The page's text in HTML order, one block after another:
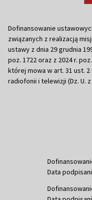
Dofinansowanie
związanych z realizacją
ustawy z dnia 29 grudnia
poz. 1722 oraz z 2024 r.
której mowa w art. 31 ust. 2
radiofonii i telewizji (Dz. U.
Data